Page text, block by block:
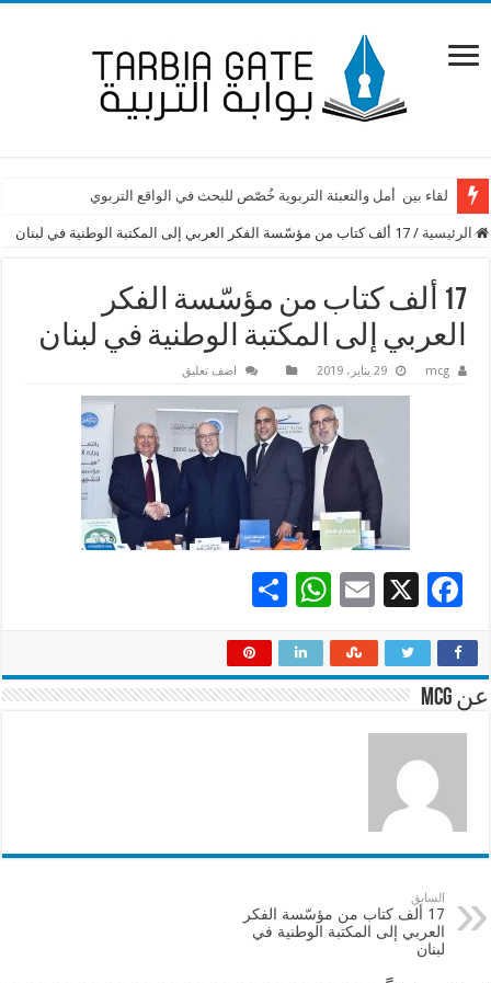
لقاء بين أمل والتعبئة التربوية خُصّص للبحث في الواقع التربوي
الرئيسية / 17 ألف كتاب من مؤسّسة الفكر العربي إلى المكتبة الوطنية في لبنان
17 ألف كتاب من مؤسّسة الفكر
العربي إلى المكتبة الوطنية في لبنان
mcg 29 يناير، 2019 اضف تعليق
F
e
b
o
o
k
X
E
ai
l
W
at
sA
ar
e
عن mcg
السابق
17 ألف كتاب من مؤسّسة الفكر
العربي إلى المكتبة الوطنية في
لبنان